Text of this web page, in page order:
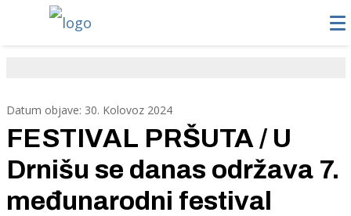
Datum objave: 30. Kolovoz 2024
FESTIVAL PRŠUTA / U
Drnišu se danas održava 7.
međunarodni festival